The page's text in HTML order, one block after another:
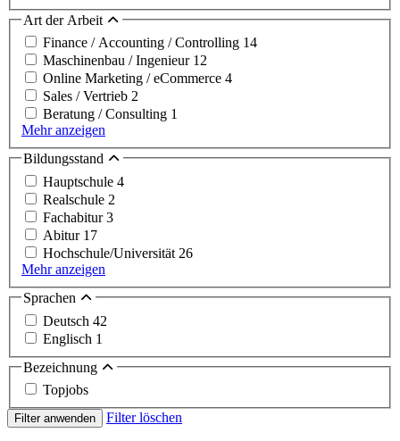
Art der Arbeit
Finance / Accounting / Controlling 14
Maschinenbau / Ingenieur 12
Online Marketing / eCommerce 4
Sales / Vertrieb 2
Beratung / Consulting 1
Mehr anzeigen
Bildungsstand
Hauptschule 4
Realschule 2
Fachabitur3
Abitur 17
Hochschule/Universität 26
Mehr anzeigen
Sprachen
Deutsch 42
Englisch 1
Bezeichnung
Topjobs
Filter anwenden Filter löschen